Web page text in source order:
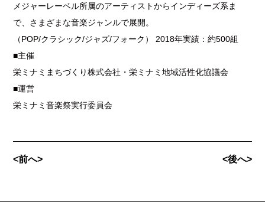
メジャーレーベル所属のアーティストからインディーズ系ま
で、さまざまな音楽ジャンルで展開。
（POP/クラシック/ジャズ/フォーク） 2018年実績：約500組
■主催
栄ミナミまちづくり株式会社・栄ミナミ地域活性化協議会
■運営
栄ミナミ音楽祭実行委員会
<前へ> <後へ>